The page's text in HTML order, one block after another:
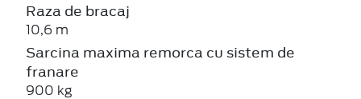
Raza de bracaj
10,6 m
Sarcina maxima remorca cu sistem de
franare
900 kg